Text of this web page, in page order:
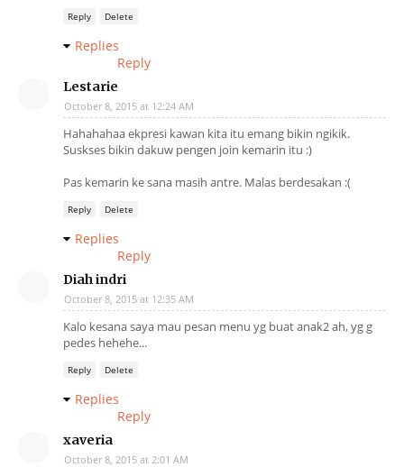
Reply Delete
Replies
Reply
Lestarie
October 8, 2015 at 12:24 AM
Hahahahaa ekpresi kawan kita itu emang bikin ngikik.
Suskses bikin dakuw pengen join kemarin itu :)
Pas kemarin ke sana masih antre. Malas berdesakan :(
Reply Delete
Replies
Reply
Diah indri
October 8, 2015 at 12:35 AM
Kalo kesana saya mau pesan menu yg buat anak2 ah, yg g
pedes hehehe...
Reply Delete
Replies
Reply
xaveria
October 8, 2015 at 2:01 AM